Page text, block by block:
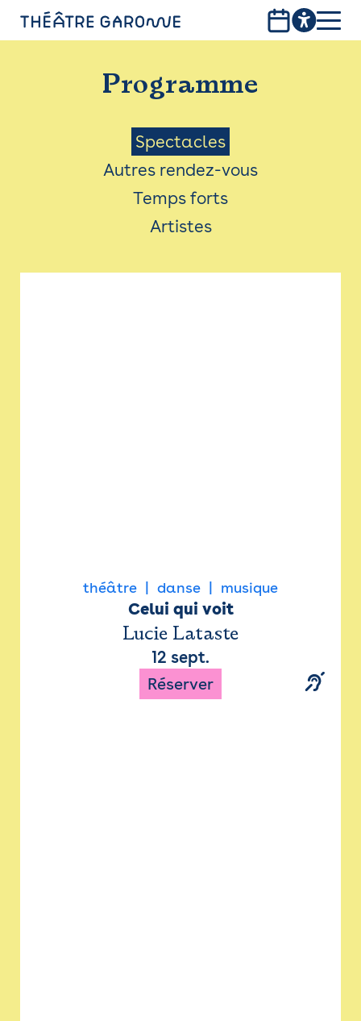
PROGRAMME
INFOS PRATIQUES
AVEC LES PUBLICS
ACCESSIBILITÉ
LES PRODUCTIONS
Programme
Menu
Saison
Spectacles
Autres rendez-vous
Temps forts
Artistes
théâtre danse musique
Celui qui voit
Lucie Lataste
12 sept.
Réserver